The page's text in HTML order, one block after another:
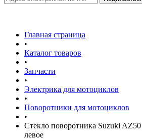
Главная страница
•
Каталог товаров
•
Запчасти
•
Электрика для мотоциклов
•
Поворотники для мотоциклов
•
Стекло поворотника Suzuki
левое